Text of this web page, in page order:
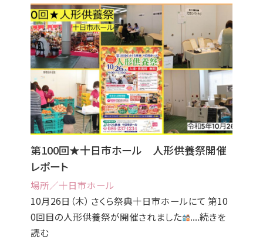
第100回★十日市ホール 人形供養祭開催
レポート
場所／十日市ホール
10月26日（木） さくら祭典十日市ホールにて 第10
0回目の人形供養祭が開催されました
....続きを
読む